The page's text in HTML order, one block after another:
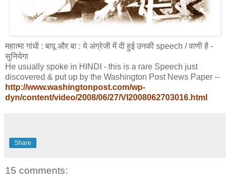
महात्मा गांधी : बापू और बा : ये अंग्रेजी में दी हुई उनकी speech / वाणी है -
सुनियेगा
He usually spoke in HINDI - this is a rare Speech just
discovered & put up by the Washington Post News Paper --
http://www.washingtonpost.com/wp-
dyn/content/video/2008/06/27/VI2008062703016.html
Share
15 comments: